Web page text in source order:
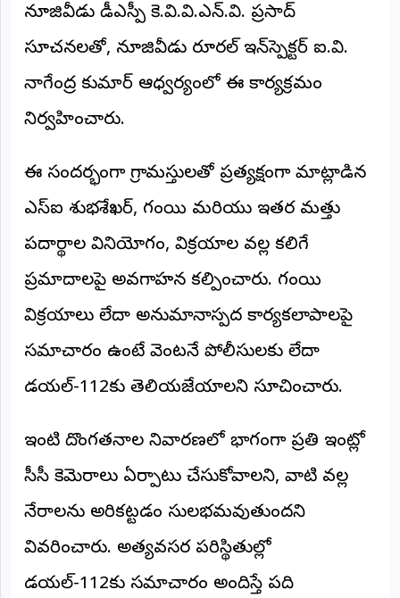
చేరండి
లాగిన్
(Login)
2026
NTODAY
NEWS
ప్రతి
పక్షం
నూజివీడు డీఎస్పీ కె.వి.వి.ఎన్.వి. ప్రసాద్
సూచనలతో, నూజివీడు రూరల్ ఇన్‌స్పెక్టర్ ఐ.వి.
నాగేంద్ర కుమార్ ఆధ్వర్యంలో ఈ కార్యక్రమం
నిర్వహించారు.
ఈ సందర్భంగా గ్రామస్తులతో ప్రత్యక్షంగా మాట్లాడిన
ఎస్ఐ శుభశేఖర్, గంజాయి మరియు ఇతర మత్తు
పదార్థాల వినియోగం, విక్రయాల వల్ల కలిగే
ప్రమాదాలపై అవగాహన కల్పించారు. గంజాయి
విక్రయాలు లేదా అనుమానాస్పద కార్యకలాపాలపై
సమాచారం ఉంటే వెంటనే పోలీసులకు లేదా
డయల్-112కు తెలియజేయాలని సూచించారు.
ఇంటి దొంగతనాల నివారణలో భాగంగా ప్రతి ఇంట్లో
సీసీ కెమెరాలు ఏర్పాటు చేసుకోవాలని, వాటి వల్ల
నేరాలను అరికట్టడం సులభమవుతుందని
వివరించారు. అత్యవసర పరిస్థితుల్లో
డయల్-112కు సమాచారం అందిస్తే పది